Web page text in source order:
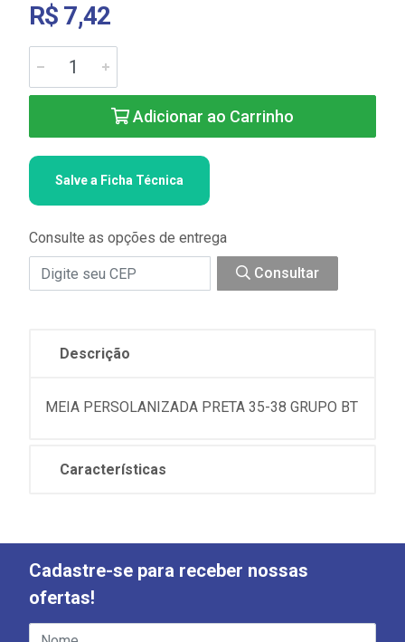
R$ 7,42
Adicionar ao Carrinho
Salve a Ficha Técnica
Consulte as opções de entrega
Consultar
Descrição
MEIA PERSOLANIZADA PRETA 35-38 GRUPO BT
Características
Cadastre-se para receber nossas
ofertas!